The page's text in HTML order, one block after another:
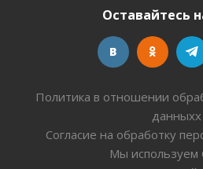
Оставайтесь
Политика в отношении
данныхх
Согласие на обработку
Мы используем